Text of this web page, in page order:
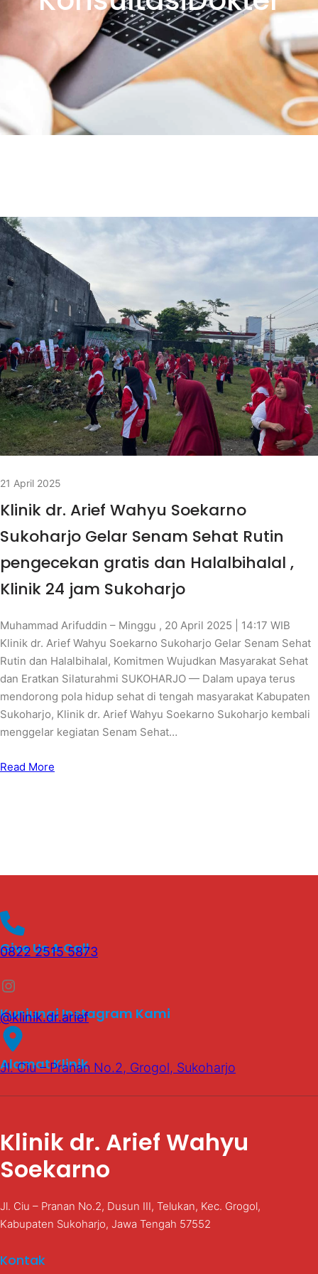
21 April 2025
Klinik dr. Arief Wahyu Soekarno
Sukoharjo Gelar Senam Sehat Rutin
pengecekan gratis dan Halalbihalal ,
Klinik 24 jam Sukoharjo
Muhammad Arifuddin – Minggu , 20 April 2025 | 14:17 WIB
Klinik dr. Arief Wahyu Soekarno Sukoharjo Gelar Senam Sehat
Rutin dan Halalbihalal, Komitmen Wujudkan Masyarakat Sehat
dan Eratkan Silaturahmi SUKOHARJO — Dalam upaya terus
mendorong pola hidup sehat di tengah masyarakat Kabupaten
Sukoharjo, Klinik dr. Arief Wahyu Soekarno Sukoharjo kembali
menggelar kegiatan Senam Sehat…
Read More
Give Us A Call
0822 2515 5873
Instagram
Kunjungi Instagram Kami
@klinik.dr.arief
Alamat Klinik
Jl. Ciu – Pranan No.2, Grogol, Sukoharjo
Klinik dr. Arief Wahyu
Soekarno
Jl. Ciu – Pranan No.2, Dusun III, Telukan, Kec. Grogol,
Kabupaten Sukoharjo, Jawa Tengah 57552
Kontak